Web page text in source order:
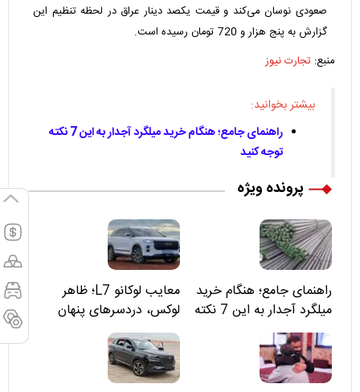
صعودی نوسان می‌کند و قیمت یکصددینار عراق در لحظه تنظیم این
گزارش به پنج هزار و 720 تومان رسیده است.
منبع: تجارت نیوز
بیشتر بخوانید:
راهنمای جامع؛ هنگام خرید میلگرد آجدار به این 7 نکته
توجه کنید
پرونده ویژه
راهنمای جامع؛ هنگام خرید
میلگرد آجدار به این 7 نکته
توجه کنید
معایب لوکانو L7؛ ظاهر
لوکس، دردسرهای پنهان